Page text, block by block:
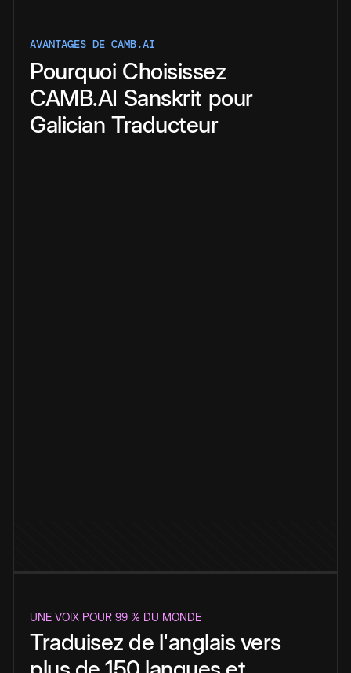
AVANTAGES DE CAMB.AI
Pourquoi Choisissez
CAMB.AI Sanskrit pour
Galician Traducteur
UNE VOIX POUR 99 % DU MONDE
Traduisez de l'anglais vers